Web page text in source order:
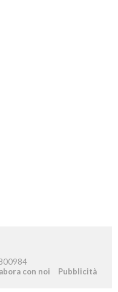
con noi
Pubblicità